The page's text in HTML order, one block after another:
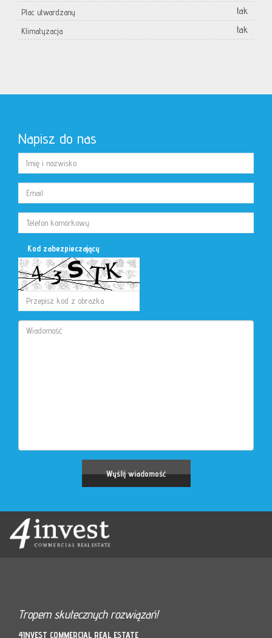
Plac utwardzany tak
Klimatyzacja tak
Napisz do nas
Kod zabezpieczający
Tropem skutecznych rozwiązań!
4INVEST COMMERCIAL REAL ESTATE